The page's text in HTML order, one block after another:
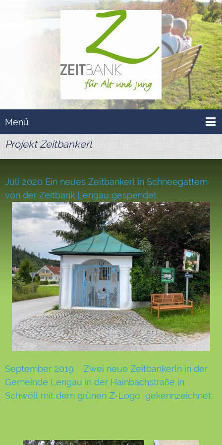
Menü
Projekt Zeitbankerl
Juli 2020 Ein neues Zeitbankerl in Schneegattern
von der Zeitbank Lengau gespendet.
September 2019 Zwei neue Zeitbankerln in der
Gemeinde Lengau in der Hainbachstraße in
Schwöll mit dem grünen Z-Logo gekennzeichnet.